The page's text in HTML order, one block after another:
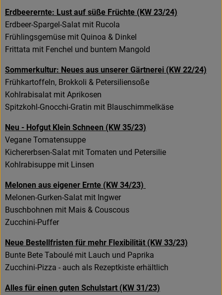
Erdbeerernte: Lust auf süße Früchte (KW 23/24)
Erdbeer-Spargel-Salat mit Rucola
Frühlingsgemüse mit Quinoa & Dinkel
Frittata mit Fenchel und buntem Mangold
Sommerkultur: Neues aus unserer Gärtnerei (KW 22/24)
Frühkartoffeln, Brokkoli & Petersiliensoße
Kohlrabisalat mit Aprikosen
Spitzkohl-Gnocchi-Gratin mit Blauschimmelkäse
Neu - Hofgut Klein Schneen (KW 35/23)
Vegane Tomatensuppe
Kichererbsen-Salat mit Tomaten und Petersilie
Kohlrabisuppe mit Linsen
Melonen aus eigener Ernte (KW 34/23)
Melonen-Gurken-Salat mit Ingwer
Buschbohnen mit Mais & Couscous
Zucchini-Puffer
Neue Bestellfristen für mehr Flexibilität (KW 33/23)
Bunte Bete Taboulé mit Lauch und Paprika
Zucchini-Pizza - auch als Rezeptkiste erhältlich
Alles für einen guten Schulstart (KW 31/23)